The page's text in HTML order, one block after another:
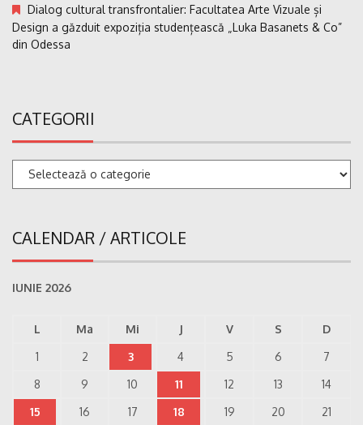
Dialog cultural transfrontalier: Facultatea Arte Vizuale și
Design a găzduit expoziția studențească „Luka Basanets & Co”
din Odessa
CATEGORII
Categorii
CALENDAR / ARTICOLE
IUNIE 2026
L Ma Mi J V S
D
1
2 3 4 5 6
7
8
9 10 11 12 13
14
15
16 17 18 19 20
21